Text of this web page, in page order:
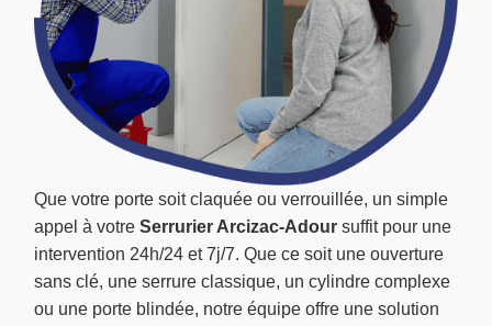
Que votre porte soit claquée ou verrouillée, un simple
appel à votre Serrurier Arcizac-Adour suffit pour une
intervention 24h/24 et 7j/7. Que ce soit une ouverture
sans clé, une serrure classique, un cylindre complexe
ou une porte blindée, notre équipe offre une solution